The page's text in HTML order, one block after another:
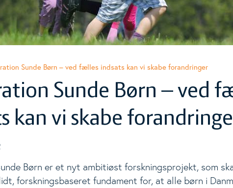
Toggle Level
Toggle Level
Sunde Børn – ved fælles indsats kan vi skabe forandringer
Sunde Børn – ved
kan vi skabe
Børn er et nyt ambitiøst forskningsprojekt, som
forskningsbaseret fundament for, at alle børn i